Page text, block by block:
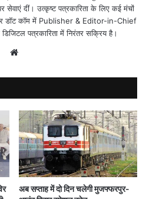
सेवाएं दीं। उत्कृष्ट पत्रकारिता के लिए कई मंचों
डॉट कॉम में Publisher & Editor-in-Chief
पत्रकारिता में निरंतर सक्रिय है।
अब सप्ताह में दो दिन चलेगी मुजफ्फरपुर-